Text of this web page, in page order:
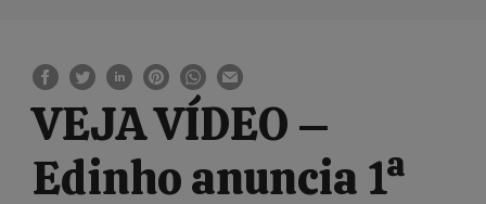
VEJA VÍDEO –
Edinho anuncia 1ª